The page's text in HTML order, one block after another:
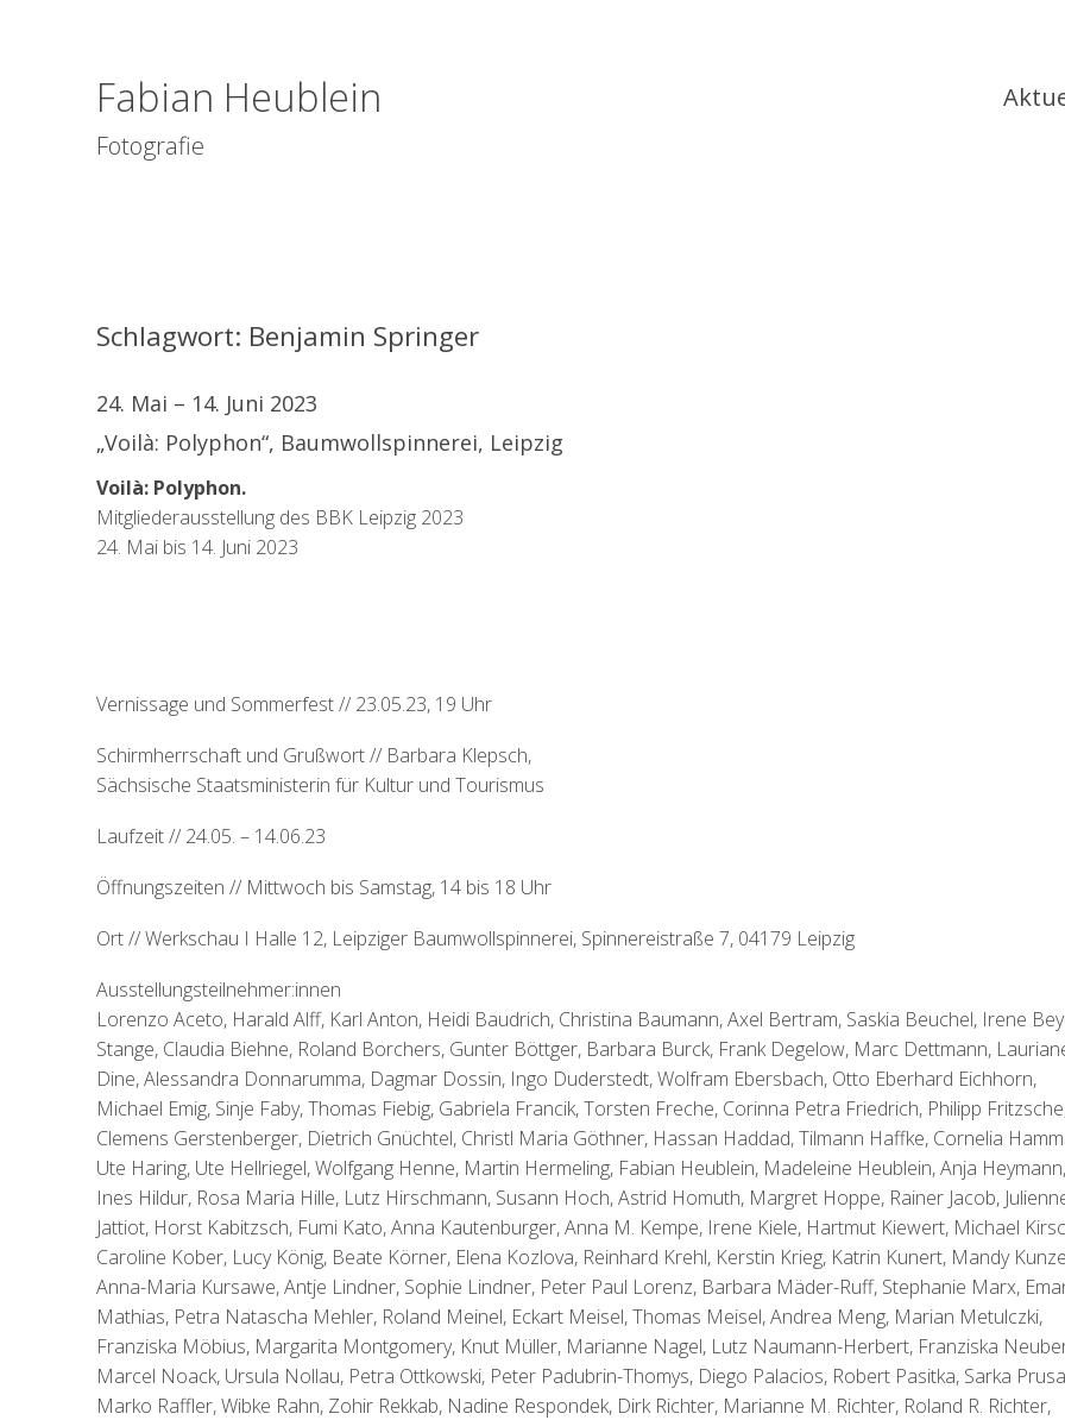
Fabian Heublein
Fotografie
Schlagwort: Benjamin Springer
24. Mai – 14. Juni 2023
„Voilà: Polyphon“, Baumwollspinnerei, Leipzig
Voilà: Polyphon.
Mitgliederausstellung des BBK Leipzig 2023
24. Mai bis 14. Juni 2023
Vernissage und Sommerfest // 23.05.23, 19 Uhr
Schirmherrschaft und Grußwort // Barbara Klepsch,
Sächsische Staatsministerin für Kultur und Tourismus
Laufzeit // 24.05. – 14.06.23
Öffnungszeiten // Mittwoch bis Samstag, 14 bis 18 Uhr
Ort // Werkschau I Halle 12, Leipziger Baumwollspinnerei, Spinnereistraße 7, 04179 Leipzig
Ausstellungsteilnehmer:innen
Lorenzo Aceto, Harald Alff, Karl Anton, Heidi Baudrich, Christina Baumann, Axel Bertram, Saskia Beuchel, Irene
Stange, Claudia Biehne, Roland Borchers, Gunter Böttger, Barbara Burck, Frank Degelow, Marc Dettmann,
Dine, Alessandra Donnarumma, Dagmar Dossin, Ingo Duderstedt, Wolfram Ebersbach, Otto Eberhard Eichhorn,
Michael Emig, Sinje Faby, Thomas Fiebig, Gabriela Francik, Torsten Freche, Corinna Petra Friedrich, Philipp
Clemens Gerstenberger, Dietrich Gnüchtel, Christl Maria Göthner, Hassan Haddad, Tilmann Haffke, Cornelia
Ute Haring, Ute Hellriegel, Wolfgang Henne, Martin Hermeling, Fabian Heublein, Madeleine Heublein, Anja Heymann,
Ines Hildur, Rosa Maria Hille, Lutz Hirschmann, Susann Hoch, Astrid Homuth, Margret Hoppe, Rainer Jacob,
Jattiot, Horst Kabitzsch, Fumi Kato, Anna Kautenburger, Anna M. Kempe, Irene Kiele, Hartmut Kiewert, Michael
Caroline Kober, Lucy König, Beate Körner, Elena Kozlova, Reinhard Krehl, Kerstin Krieg, Katrin Kunert, Mandy
Anna-Maria Kursawe, Antje Lindner, Sophie Lindner, Peter Paul Lorenz, Barbara Mäder-Ruff, Stephanie Marx,
Mathias, Petra Natascha Mehler, Roland Meinel, Eckart Meisel, Thomas Meisel, Andrea Meng, Marian Metulczki,
Franziska Möbius, Margarita Montgomery, Knut Müller, Marianne Nagel, Lutz Naumann-Herbert, Franziska
Marcel Noack, Ursula Nollau, Petra Ottkowski, Peter Padubrin-Thomys, Diego Palacios, Robert Pasitka, Sarka
Marko Raffler, Wibke Rahn, Zohir Rekkab, Nadine Respondek, Dirk Richter, Marianne M. Richter, Roland R. Richter,